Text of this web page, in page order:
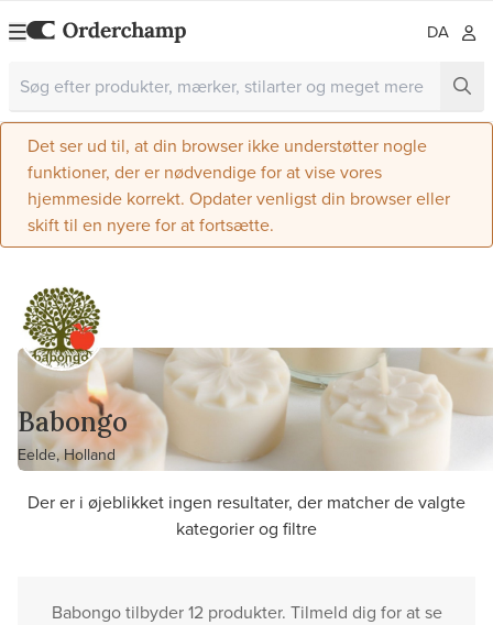
DA
Det ser ud til, at din browser ikke understøtter nogle
funktioner, der er nødvendige for at vise vores
hjemmeside korrekt. Opdater venligst din browser eller
skift til en nyere for at fortsætte.
Babongo
Eelde, Holland
Der er i øjeblikket ingen resultater, der matcher de valgte
kategorier og filtre
Babongo tilbyder 12 produkter. Tilmeld dig for at se